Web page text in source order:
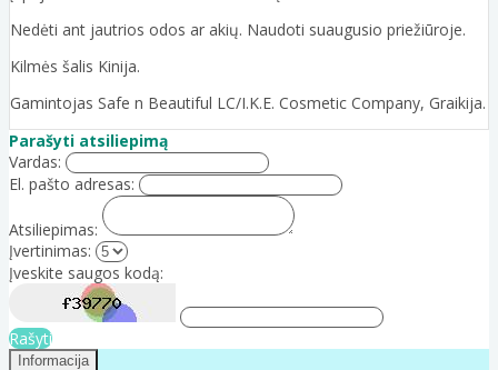
Nedėti ant jautrios odos ar akių. Naudoti suaugusio priežiūroje.
Kilmės šalis Kinija.
Gamintojas Safe n Beautiful LC/I.K.E. Cosmetic Company, Graikija.
Parašyti atsiliepimą
Vardas:
El. pašto adresas:
Atsiliepimas:
Įvertinimas:
Įveskite saugos kodą:
Rašyti
Informacija